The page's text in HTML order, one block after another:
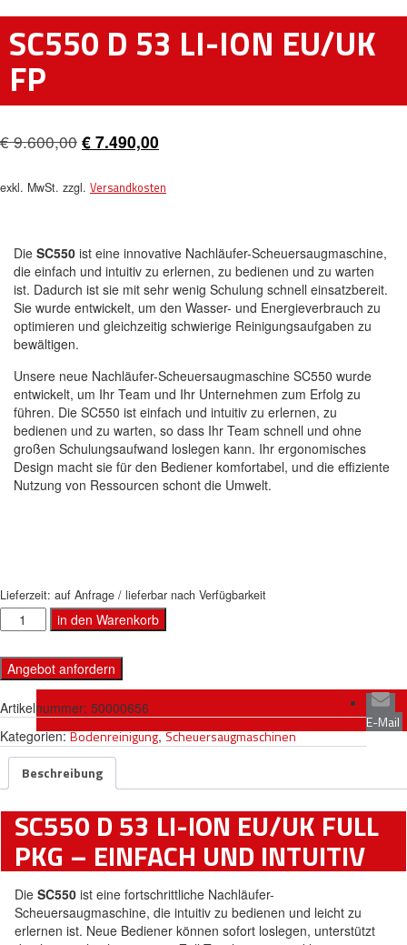
SC550 D 53 LI-ION EU/UK
FP
€9.600,00
Preis
€ 7.490,00
Preis
exkl. MwSt. zzgl. Versandkosten
Die SC550 ist eine innovative Nachläufer-Scheuersaugmaschine,
die einfach und intuitiv zu erlernen, zu bedienen und zu warten
ist. Dadurch ist sie mit sehr wenig Schulung schnell einsatzbereit.
Sie wurde entwickelt, um den Wasser- und Energieverbrauch zu
optimieren und gleichzeitig schwierige Reinigungsaufgaben zu
bewältigen.
Unsere neue Nachläufer-Scheuersaugmaschine SC550 wurde
entwickelt, um Ihr Team und Ihr Unternehmen zum Erfolg zu
führen. Die SC550 ist einfach und intuitiv zu erlernen, zu
bedienen und zu warten, so dass Ihr Team schnell und ohne
großen Schulungsaufwand loslegen kann. Ihr ergonomisches
Design macht sie für den Bediener komfortabel, und die effiziente
Nutzung von Ressourcen schont die Umwelt.
Lieferzeit: auf Anfrage / lieferbar nach Verfügbarkeit
Anzahl in den Warenkorb
Angebot anfordern
Artikelnummer: 50000656
Kategorien:Bodenreinigung,Scheuersaugmaschinen
E-Mail
Beschreibung
SC550 D 53 LI-ION EU/UK FULL
PKG – EINFACH UND INTUITIV
Die SC550 ist eine fortschrittliche Nachläufer-
Scheuersaugmaschine, die intuitiv zu bedienen und leicht zu
erlernen ist. Neue Bediener können sofort loslegen, unterstützt